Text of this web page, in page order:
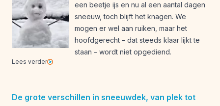
Weersverwachting
Weeruitleg
Weerverleden
een beetje ijs en nu al een aantal dagen
sneeuw, toch blijft het knagen. We
mogen er wel aan ruiken, maar het
hoofdgerecht – dat steeds klaar lijkt te
staan – wordt niet opgediend.
Lees verder
De grote verschillen in sneeuwdek, van plek tot